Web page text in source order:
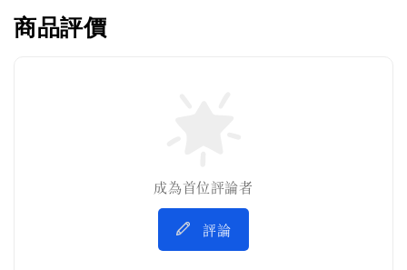
商品評價
成為首位評論者
評論